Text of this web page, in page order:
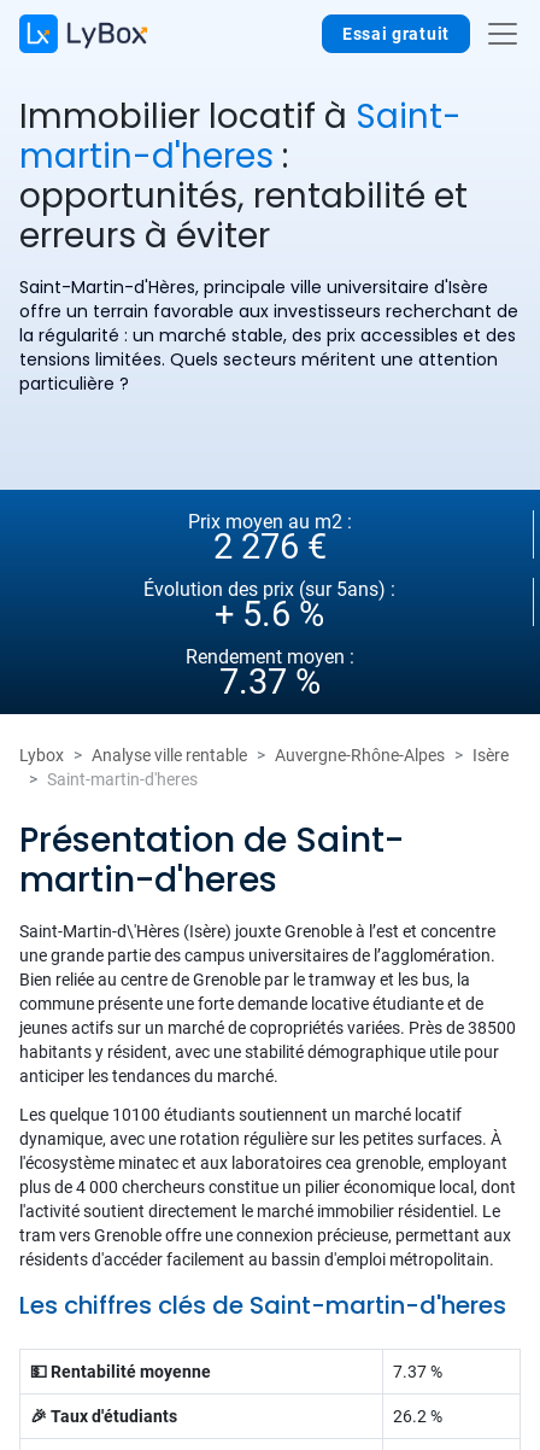
Essai gratuit
Immobilier locatif à Saint-
martin-d'heres :
opportunités, rentabilité et
erreurs à éviter
Saint-Martin-d'Hères, principale ville universitaire d'Isère
offre un terrain favorable aux investisseurs recherchant de
la régularité : un marché stable, des prix accessibles et des
tensions limitées. Quels secteurs méritent une attention
particulière ?
Prix moyen au m2 :
2 276 €
Évolution des prix (sur 5ans) :
+ 5.6 %
Rendement moyen :
7.37 %
Lybox Analyse ville rentable Auvergne-Rhône-Alpes
Isère
Saint-martin-d'heres
Présentation de Saint-
martin-d'heres
Saint-Martin-d\'Hères (Isère) jouxte Grenoble à l’est et concentre
une grande partie des campus universitaires de l’agglomération.
Bien reliée au centre de Grenoble par le tramway et les bus, la
commune présente une forte demande locative étudiante et de
jeunes actifs sur un marché de copropriétés variées. Près de 38500
habitants y résident, avec une stabilité démographique utile pour
anticiper les tendances du marché.
Les quelque 10100 étudiants soutiennent un marché locatif
dynamique, avec une rotation régulière sur les petites surfaces. À
l'écosystème minatec et aux laboratoires cea grenoble, employant
plus de 4 000 chercheurs constitue un pilier économique local, dont
l'activité soutient directement le marché immobilier résidentiel. Le
tram vers Grenoble offre une connexion précieuse, permettant aux
résidents d'accéder facilement au bassin d'emploi métropolitain.
Les chiffres clés de Saint-martin-d'heres
💵 Rentabilité moyenne 7.37 %
🎉 Taux d'étudiants 26.2 %